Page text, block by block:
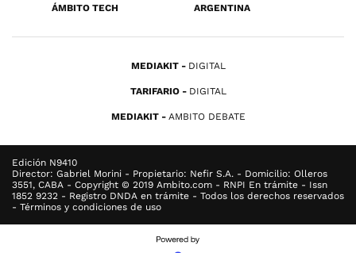
ÁMBITO TECH
ARGENTINA
MEDIAKIT DIGITAL
TARIFARIO DIGITAL
MEDIAKIT AMBITO DEBATE
Edición N9410
Director: Gabriel Morini - Propietario: Nefir S.A. - Domicilio: Olleros
3551, CABA - Copyright © 2019 Ambito.com - RNPI En trámite - Issn
1852 9232 - Registro DNDA en trámite - Todos los derechos reservados
- Términos y condiciones de uso